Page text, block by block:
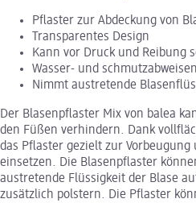
Pflaster zur Abdeckung von
Transparentes Design
Kann vor Druck und Reibung
Wasser- und
Nimmt austretende
Der Blasenpflaster Mix von balea
den Füßen verhindern. Dank
das Pflaster gezielt zur Vorbeugung
einsetzen. Die Blasenpflaster
austretende Flüssigkeit der Blase
zusätzlich polstern. Die Pflaster